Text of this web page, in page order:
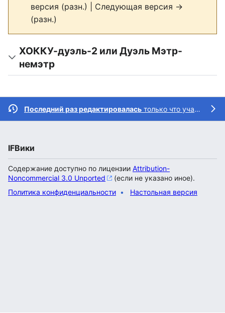
версия (разн.) | Следующая версия →
(разн.)
ХОККУ-дуэль-2 или Дуэль Мэтр-
немэтр
Последний раз редактировалась только что участником
IFВики
Содержание доступно по лицензии Attribution-
Noncommercial 3.0 Unported
(если не указано иное).
Политика конфиденциальности
Настольная версия